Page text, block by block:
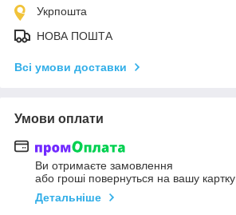
Укрпошта
НОВА ПОШТА
Всі умови доставки
Умови оплати
Ви отримаєте замовлення
або гроші повернуться на вашу картку
Детальніше